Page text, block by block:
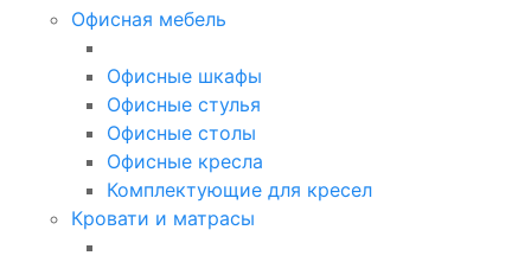
Офисная мебель
Офисные шкафы
Офисные стулья
Офисные столы
Офисные кресла
Комплектующие для кресел
Кровати и матрасы